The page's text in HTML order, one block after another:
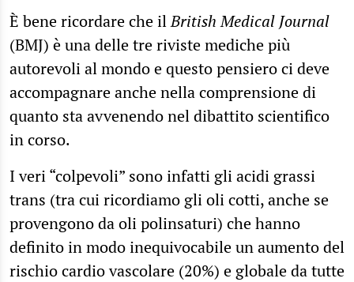
È bene ricordare che ilBritish Medical Journal
(BMJ) è una delle tre riviste mediche più
autorevoli al mondo e questo pensiero ci deve
accompagnare anche nella comprensione di
quanto sta avvenendo nel dibattito scientifico
in corso.
I veri “colpevoli” sono infatti gli acidi grassi
trans (tra cui ricordiamo gli oli cotti, anche se
provengono da oli polinsaturi) che hanno
definito in modo inequivocabile un aumento del
rischio cardio vascolare (20%) e globale da tutte